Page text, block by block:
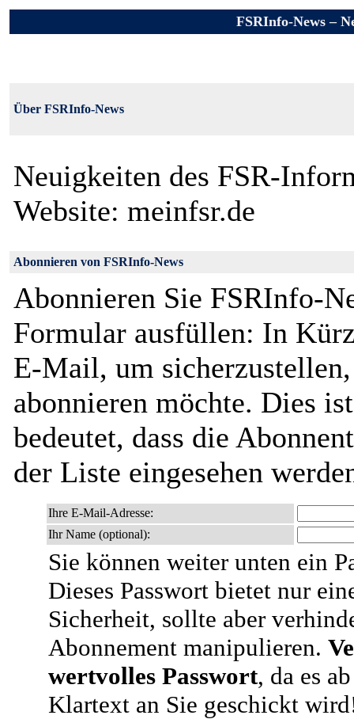
FSRInfo-News –
Über FSRInfo-News
Neuigkeiten des FSR-
Website: meinfsr.de
Abonnieren von FSRInfo-News
Abonnieren Sie FSRInfo-
Formular ausfüllen: In
E-Mail, um
abonnieren möchte. Dies
bedeutet, dass die
der Liste eingesehen
Ihre E-Mail-Adresse:
Ihr Name (optional):
Sie können weiter unten ein
Dieses Passwort bietet nur
Sicherheit, sollte aber
Abonnement manipulieren.
wertvolles Passwort, da es
Klartext an Sie geschickt